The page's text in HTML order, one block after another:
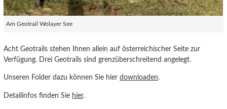
Am Geotrail Wolayer See
Acht Geotrails stehen Ihnen allein auf österreichischer Seite zur
Verfügung. Drei Geotrails sind grenzüberschreitend angelegt.
Unseren Folder dazu können Sie hierdownloaden.
Detailinfos finden Sie hier.